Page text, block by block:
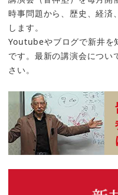
時事問題から、歴史、経済
します。
Youtubeやブログで新井を
です。最新の講演会につい
さい。